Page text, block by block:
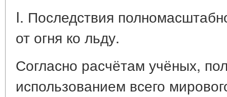
I. Последствия
от огня ко льду.
Согласно расчётам учёных,
использованием всего